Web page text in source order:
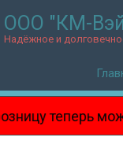
ООО "КМ-
Надёжное и
можно